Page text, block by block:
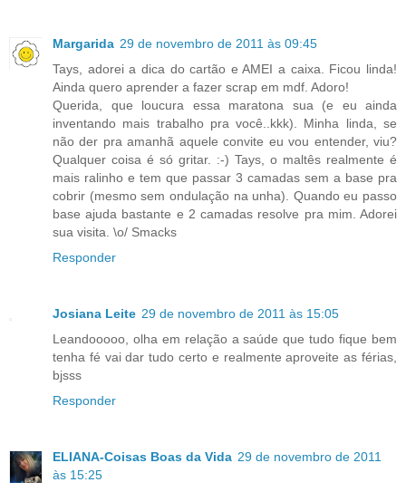
Margarida 29 de novembro de 2011 às 09:45
Tays, adorei a dica do cartão e AMEI a caixa. Ficou linda!
Ainda quero aprender a fazer scrap em mdf. Adoro!
Querida, que loucura essa maratona sua (e eu ainda
inventando mais trabalho pra você..kkk). Minha linda, se
não der pra amanhã aquele convite eu vou entender, viu?
Qualquer coisa é só gritar. :-) Tays, o maltês realmente é
mais ralinho e tem que passar 3 camadas sem a base pra
cobrir (mesmo sem ondulação na unha). Quando eu passo
base ajuda bastante e 2 camadas resolve pra mim. Adorei
sua visita. \o/ Smacks
Responder
Josiana Leite 29 de novembro de 2011 às 15:05
Leandooooo, olha em relação a saúde que tudo fique bem
tenha fé vai dar tudo certo e realmente aproveite as férias,
bjsss
Responder
ELIANA-Coisas Boas da Vida 29 de novembro de 2011
às 15:25